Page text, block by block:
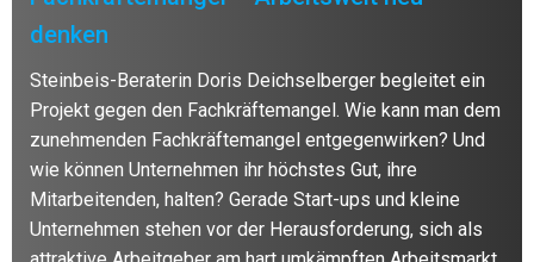
denken
Steinbeis-Beraterin Doris Deichselberger begleitet ein
Projekt gegen den Fachkräftemangel. Wie kann man dem
zunehmenden Fachkräftemangel entgegenwirken? Und
wie können Unternehmen ihr höchstes Gut, ihre
Mitarbeitenden, halten? Gerade Start-ups und kleine
Unternehmen stehen vor der Herausforderung, sich als